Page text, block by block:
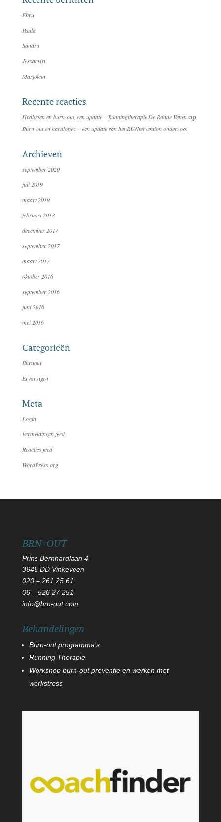
Ebru
Paula
Sandra
Jessamijn
Marjolein
Recente reacties
Hrdlopen en burn-out, een update – Runningtherapie De Ronde Venenop
Burn-out en hardlopen – een update van het RUNtervention onderzoek
Archieven
september 2020
juli 2019
maart 2019
februari 2018
december 2017
september 2017
maart 2017
oktober 2016
september 2016
juni 2016
mei 2016
Categorieën
Burnout
Ervaringen
Meta
Login
Vermeldingen feed
Reacties feed
WordPress.org
BRN-OUT
Prins Bernhardlaan 4
3645 DD Vinkeveen
020 – 261 25 61
06 –526 27 251
info@brn-out.com
Behandelingen
Burn-out programma’s
Running Therapie
Workshop burn-out preventie en werken met
werkstress